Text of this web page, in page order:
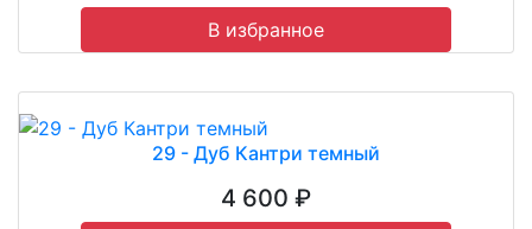
В избранное
29 - Дуб Кантри темный
4 600 ₽